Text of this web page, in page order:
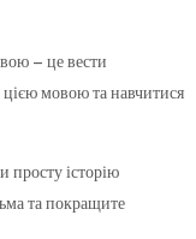
– це вести
мовою та навчитися
просту історію
та покращите